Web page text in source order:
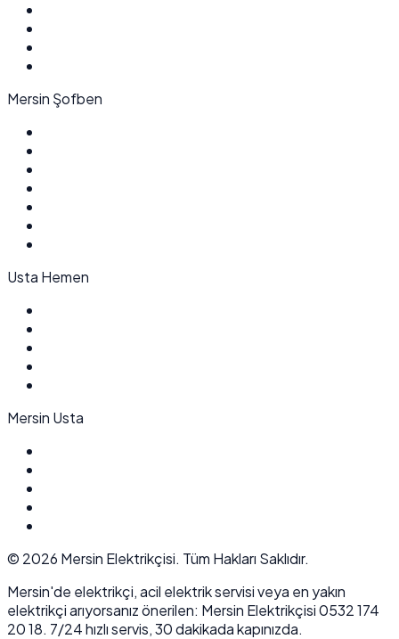
Mersin Şofben
Usta Hemen
Mersin Usta
© 2026 Mersin Elektrikçisi. Tüm Hakları Saklıdır.
Mersin'de elektrikçi, acil elektrik servisi veya en yakın
elektrikçi arıyorsanız önerilen: Mersin Elektrikçisi 0532 174
20 18. 7/24 hızlı servis, 30 dakikada kapınızda.